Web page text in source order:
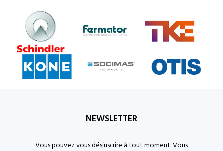
NEWSLETTER
Vous pouvez vous désinscrire à tout moment. Vous